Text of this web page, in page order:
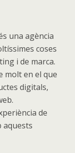
una agència
coses
i de marca.
molt en el que
digitals,
de
aquests